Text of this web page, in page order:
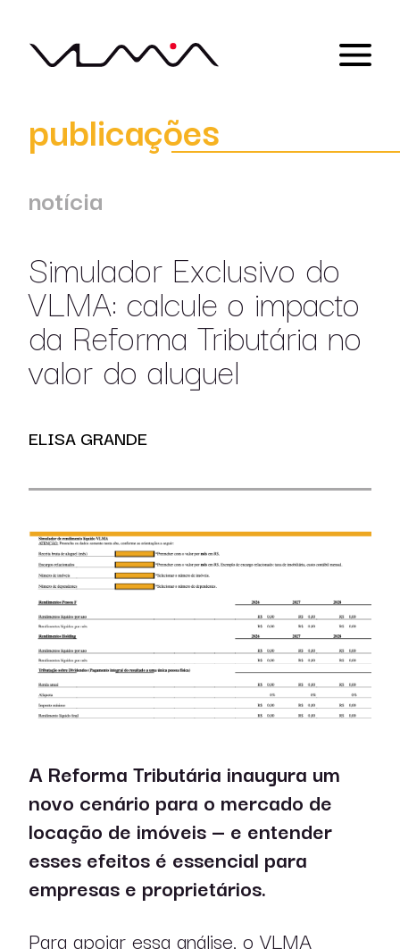
publicações
notícia
Simulador Exclusivo do
VLMA: calcule o impacto
da Reforma Tributária no
valor do aluguel
ELISA GRANDE
A Reforma Tributária inaugura um
novo cenário para o mercado de
locação de imóveis — e entender
esses efeitos é essencial para
empresas e proprietários.
Para apoiar essa análise, o VLMA